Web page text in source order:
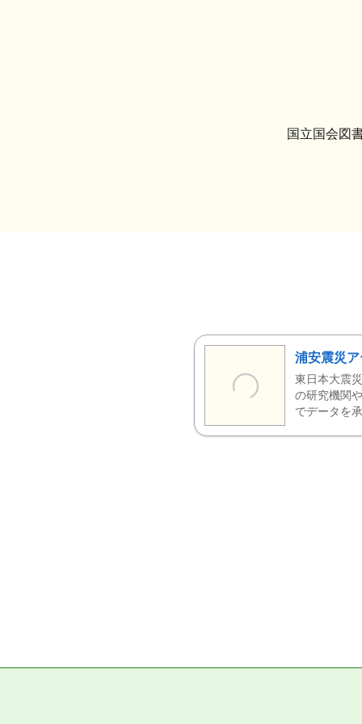
国立国会図
浦安震災ア
東日本大震
の研究機関
でデータを